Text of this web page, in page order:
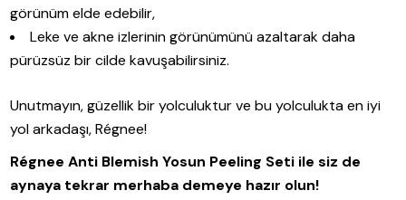
görünüm elde edebilir,
Leke ve akne izlerinin görünümünü azaltarak daha
pürüzsüz bir cilde kavuşabilirsiniz.
Unutmayın, güzellik bir yolculuktur ve bu yolculukta en iyi
yol arkadaşı, Régnee!
Régnee Anti Blemish Yosun Peeling Seti ile siz de
aynaya tekrar merhaba demeye hazır olun!